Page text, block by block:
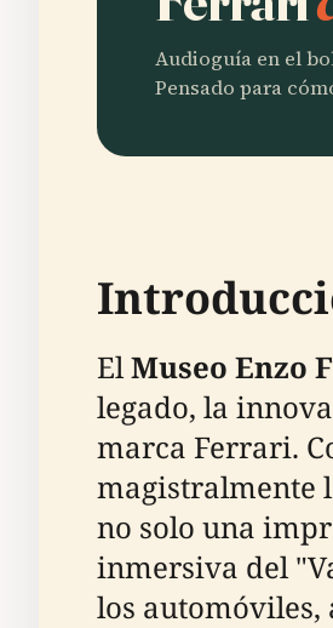
Audioguía en el
Pensado para
ElMuseo Enzo
legado, la
marca Ferrari.
magistralmente
no solo una
inmersiva del
los